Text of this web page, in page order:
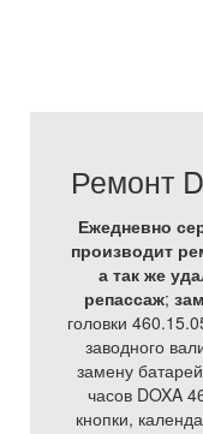
Ремонт
Ежедневно
производит
а так же
репассаж;
головки
заводного
замену
часов DOXA
кнопки,